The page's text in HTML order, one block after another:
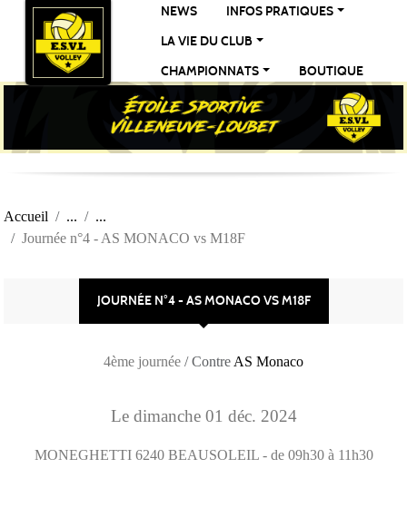
NEWS
INFOS PRATIQUES
LA VIE DU CLUB
CHAMPIONNATS
BOUTIQUE
Accueil
Journée n°4 - AS MONACO vs M18F
JOURNÉE N°4 - AS MONACO VS M18F
4ème journée / Contre AS Monaco
Le dimanche 01 déc. 2024
MONEGHETTI 6240 BEAUSOLEIL - de 09h30 à 11h30
Panneau de gestion des cookies